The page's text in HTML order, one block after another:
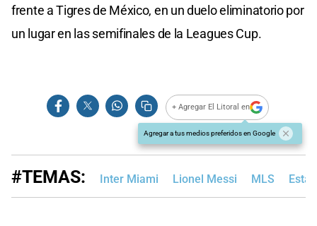
frente a Tigres de México, en un duelo eliminatorio por
un lugar en las semifinales de la Leagues Cup.
+ Agregar El Litoral en
Agregar a tus medios preferidos en Google
#TEMAS: Inter Miami Lionel Messi MLS